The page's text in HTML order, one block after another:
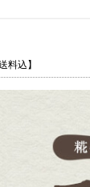
料込】